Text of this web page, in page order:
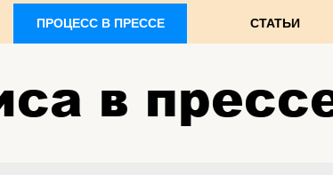
ПРОЦЕСС В ПРЕССЕ СТАТЬИ
в